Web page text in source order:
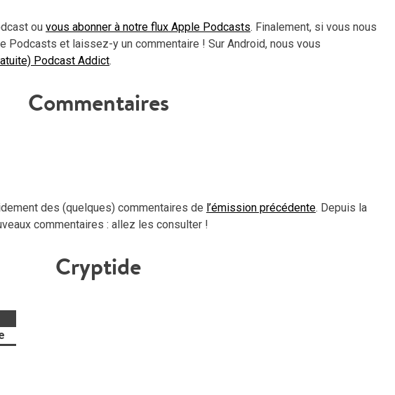
ou vous abonner à notre flux Apple Podcasts. Finalement, si vous nous
Podcasts et laissez-y un commentaire ! Sur Android, nous vous
Podcast Addict.
Commentaires
des (quelques) commentaires de l’émission précédente. Depuis la
commentaires : allez les consulter !
Cryptide